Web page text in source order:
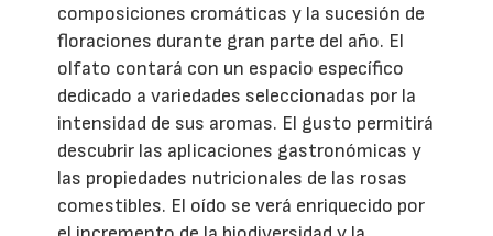
composiciones cromáticas y la sucesión de
floraciones durante gran parte del año. El
olfato contará con un espacio específico
dedicado a variedades seleccionadas por la
intensidad de sus aromas. El gusto permitirá
descubrir las aplicaciones gastronómicas y
las propiedades nutricionales de las rosas
comestibles. El oído se verá enriquecido por